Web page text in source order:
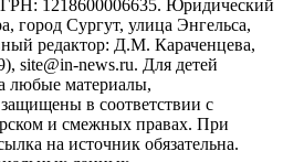
1218600006635. Юридический
Сургут, улица Энгельса,
редактор: Д.М. Караченцева,
site@in-news.ru. Для детей
любые материалы,
в соответствии с
и смежных правах. При
на источник обязательна.